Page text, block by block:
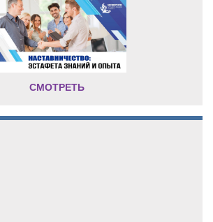
СМОТРЕТЬ